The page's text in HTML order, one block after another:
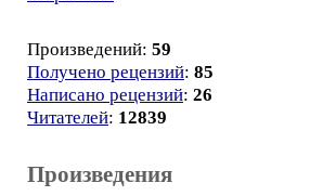
Произведений: 59
Получено рецензий: 85
Написано рецензий: 26
Читателей: 12839
Произведения